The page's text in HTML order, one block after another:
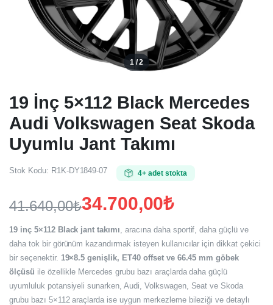
1 / 2
19 İnç 5×112 Black Mercedes
Audi Volkswagen Seat Skoda
Uyumlu Jant Takımı
Stok Kodu: R1K-DY1849-07 4+ adet stokta
41.640,00₺
Orijinal
fiyat:
41.640,00₺.
34.700,00₺
Şu
andaki
fiyat:
34.700,00₺.
19 inç 5×112 Black jant takımı, aracına daha sportif, daha güçlü ve
daha tok bir görünüm kazandırmak isteyen kullanıcılar için dikkat çekici
bir seçenektir. 19×8.5 genişlik, ET40 offset ve 66.45 mm göbek
ölçüsü ile özellikle Mercedes grubu bazı araçlarda daha güçlü
uyumluluk potansiyeli sunarken, Audi, Volkswagen, Seat ve Skoda
grubu bazı 5×112 araçlarda ise uygun merkezleme bileziği ve detaylı